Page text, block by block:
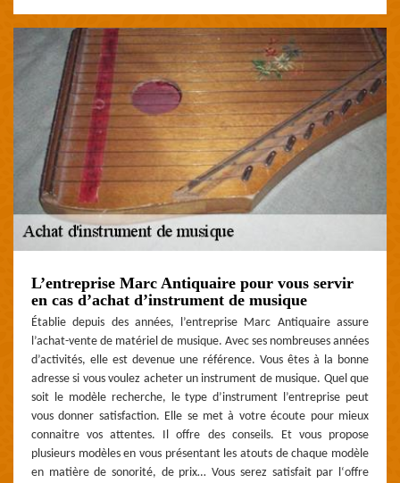
L’entreprise Marc Antiquaire pour vous servir
en cas d’achat d’instrument de musique
Établie depuis des années, l’entreprise Marc Antiquaire assure
l’achat-vente de matériel de musique. Avec ses nombreuses années
d’activités, elle est devenue une référence. Vous êtes à la bonne
adresse si vous voulez acheter un instrument de musique. Quel que
soit le modèle recherche, le type d’instrument l’entreprise peut
vous donner satisfaction. Elle se met à votre écoute pour mieux
connaitre vos attentes. Il offre des conseils. Et vous propose
plusieurs modèles en vous présentant les atouts de chaque modèle
en matière de sonorité, de prix… Vous serez satisfait par l‘offre